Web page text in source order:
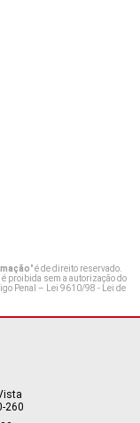
" é de direito reservado.
proibida sem a autorização do
Penal – Lei 9610/98 - Lei de
260